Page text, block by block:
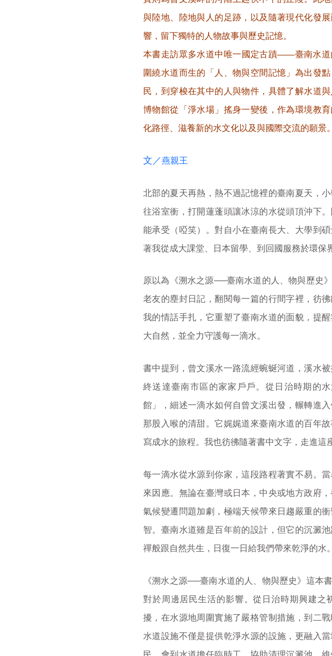
與陸地、陸地與人的足跡，以及隨著現代化發
響，留下獨特的人物故事與歷史記憶。
本書走訪眾多水道中唯一國定古蹟——臺南水
圍繞水道而生的「人、物與空間記憶」為出發
民，到穿梭在其中的人與物件，具體了解水道
博物館從「淨水場」搖身一變後，作為環境教
化路徑、滋養新的水文化以及與國際交流的願景。
文／燕親王
北部的夏天再熱，熱不過記憶裡的臺南夏天，
往浴室衝，打開蓮蓬頭讓冰涼的水從頭頂沖下
能承受（啞笑）。對自小在臺南長大、大學到
著我從成大課堂、日本留學、到回國服務於環保
原以為《溯水之源──臺南水道的人、物與歷史
老友的塵封日記，翻閱每一篇的行間字裡，彷
我的情話手扎，它重塑了臺南水道的面貌，提
大自然，並全力守護每一滴水。
書中提到，曾文溪水一路流經蜿蜒河道，溪水
終送達臺南市區的家家戶戶。從日治時期的
館」，細述一滴水如何自曾文溪出發，輾轉進
那股入喉的清甜。它娓娓道來臺南水道的百年
寫成水的旅程。我也彷彿隨著書中文字，走進這
每一滴水從水源到你家，這段路程著實不易。
來因應。無論在臺灣或日本，中央或地方政府
氣候變遷問題加劇，極端天候帶來日趨嚴重的
智。臺南水道雖是百年前的設計，但它的沉澱
禪般跟自然共生，日復一日給我們帶來乾淨的水。
《溯水之源──臺南水道的人、物與歷史》這本
對於周邊居民生活的影響。從日治時期興建
擾，在水源地周圍實施了嚴格管制措施，到二
水道設施不僅是提供乾淨水源的設施，更融入